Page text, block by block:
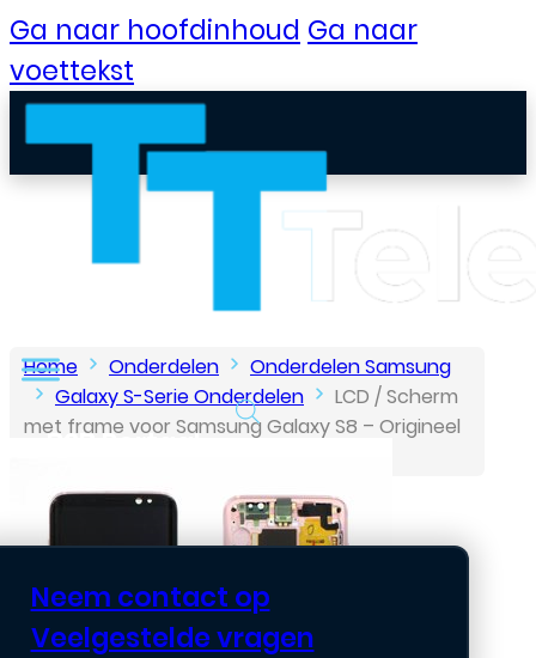
Ga naar hoofdinhoud Ga naar
voettekst
B2B Portaal
Klantenservice
Neem contact op
Veelgestelde vragen
Home Onderdelen
Onderdelen Samsung
Galaxy S-Serie Onderdelen
LCD / Scherm
met frame voor Samsung Galaxy S8 – Origineel